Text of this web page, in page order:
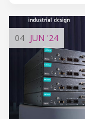
04 JUN '24